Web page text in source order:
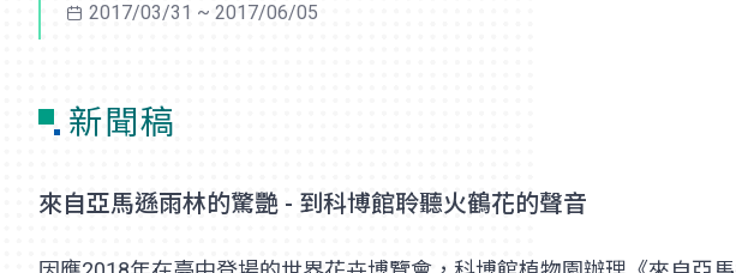
2017/03/31 ~ 2017/06/05
新聞稿
來自亞馬遜雨林的驚艷 - 到科博館聆聽火鶴花的聲音